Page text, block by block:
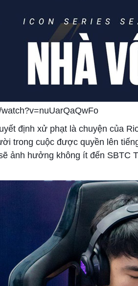
định xử phạt là chuyện của
trong cuộc được quyền lên
ảnh hưởng không ít đến SBTC